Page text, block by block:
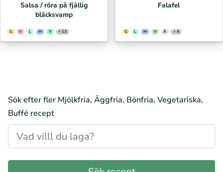
Salsa / röra på fjällig
bläcksvamp
G V L M V + 13
Falafel
G L M V Ä + 4
Sök efter fler Mjölkfria, Äggfria, Bönfria, Vegetariska,
Buffé recept